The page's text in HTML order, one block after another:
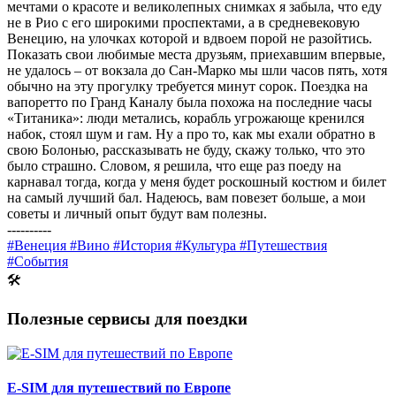
мечтами о красоте и великолепных снимках я забыла, что еду
не в Рио с его широкими проспектами, а в средневековую
Венецию, на улочках которой и вдвоем порой не разойтись.
Показать свои любимые места друзьям, приехавшим впервые,
не удалось – от вокзала до Сан-Марко мы шли часов пять, хотя
обычно на эту прогулку требуется минут сорок. Поездка на
вапоретто по Гранд Каналу была похожа на последние часы
«Титаника»: люди метались, корабль угрожающе кренился
набок, стоял шум и гам. Ну а про то, как мы ехали обратно в
свою Болонью, рассказывать не буду, скажу только, что это
было страшно. Словом, я решила, что еще раз поеду на
карнавал тогда, когда у меня будет роскошный костюм и билет
на самый лучший бал. Надеюсь, вам повезет больше, а мои
советы и личный опыт будут вам полезны.
----------
#Венеция #Вино #История #Культура #Путешествия
#События
🛠
Полезные сервисы для поездки
E-SIM для путешествий по Европе